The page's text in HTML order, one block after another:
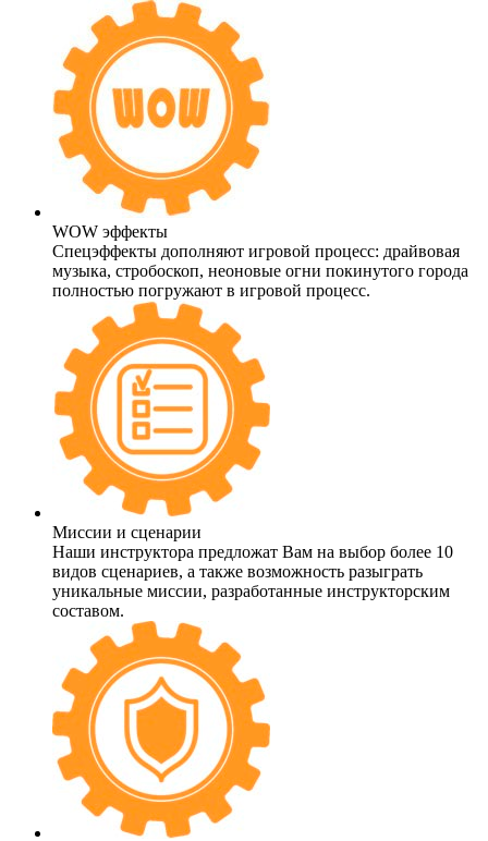
WOW эффекты
Спецэффекты дополняют игровой процесс: драйвовая
музыка, стробоскоп, неоновые огни покинутого города
полностью погружают в игровой процесс.
Миссии и сценарии
Наши инструктора предложат Вам на выбор более 10
видов сценариев, а также возможность разыграть
уникальные миссии, разработанные инструкторским
составом.